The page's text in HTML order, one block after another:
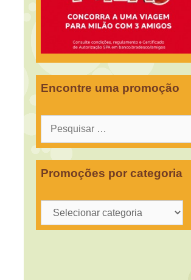
Encontre uma promoção
Pesquisar
Promoções por categoria
Promoções
por